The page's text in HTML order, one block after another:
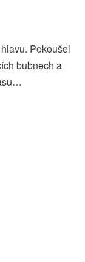
Pokoušel
bubnech a